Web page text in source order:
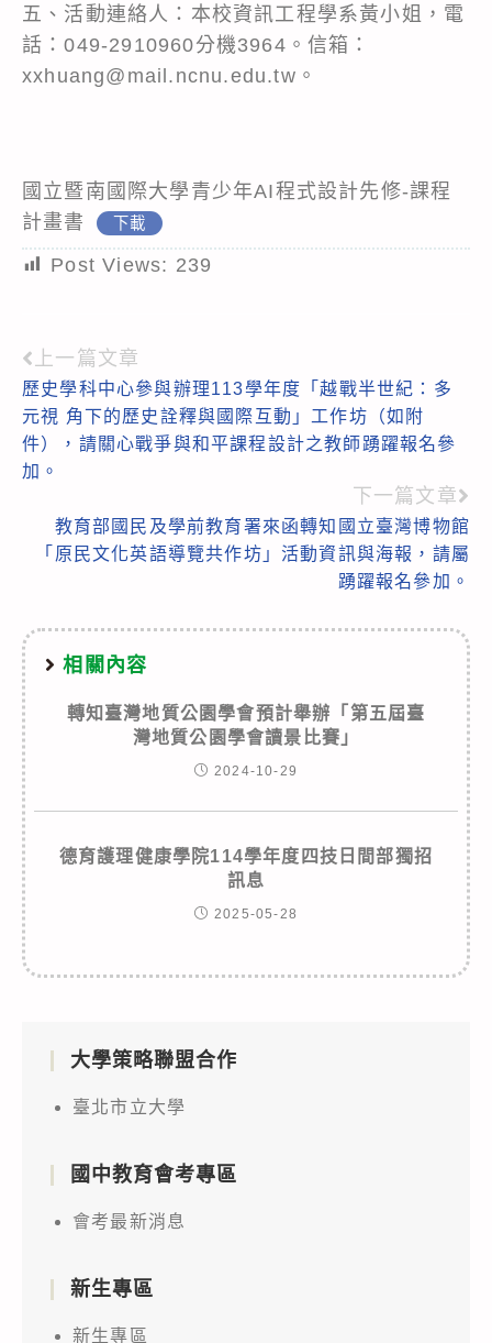
五、活動連絡人：本校資訊工程學系黃小姐，電
話：049-2910960分機3964。信箱：
xxhuang@mail.ncnu.edu.tw。
國立暨南國際大學青少年AI程式設計先修-課程
計畫書
下載
Post Views: 239
Read
more
articles
上一篇文章
歷史學科中心參與辦理113學年度「越戰半世紀：多
元視 角下的歷史詮釋與國際互動」工作坊（如附
件），請關心戰爭與和平課程設計之教師踴躍報名參
加。
下一篇文章
教育部國民及學前教育署來函轉知國立臺灣博物館
「原民文化英語導覽共作坊」活動資訊與海報，請屬
踴躍報名參加。
相關內容
轉知臺灣地質公園學會預計舉辦「第五屆臺
灣地質公園學會讀景比賽」
2024-10-29
德育護理健康學院114學年度四技日間部獨招
訊息
2025-05-28
大學策略聯盟合作
臺北市立大學
國中教育會考專區
會考最新消息
新生專區
新生專區